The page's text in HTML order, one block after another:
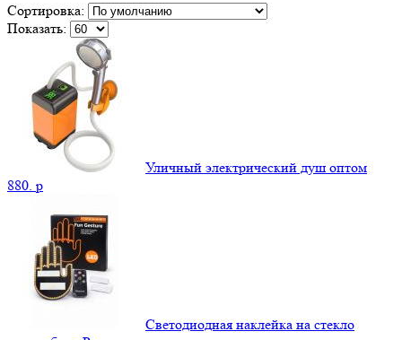
Сортировка:
Показать:
Уличный электрический душ оптом
880. p
Светодиодная наклейка на стекло